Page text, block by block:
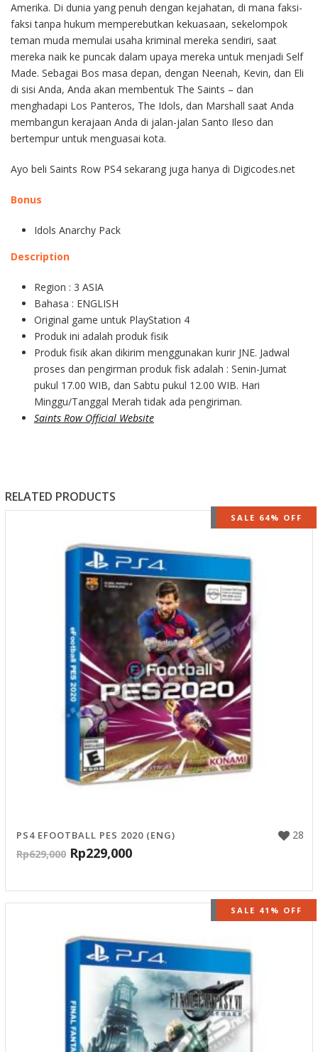
Amerika. Di dunia yang penuh dengan kejahatan, di mana faksi-
faksi tanpa hukum memperebutkan kekuasaan, sekelompok
teman muda memulai usaha kriminal mereka sendiri, saat
mereka naik ke puncak dalam upaya mereka untuk menjadi Self
Made. Sebagai Bos masa depan, dengan Neenah, Kevin, dan Eli
di sisi Anda, Anda akan membentuk The Saints – dan
menghadapi Los Panteros, The Idols, dan Marshall saat Anda
membangun kerajaan Anda di jalan-jalan Santo Ileso dan
bertempur untuk menguasai kota.
Ayo beli Saints Row PS4 sekarang juga hanya di Digicodes.net
Bonus
Idols Anarchy Pack
Description
Region : 3 ASIA
Bahasa : ENGLISH
Original game untuk PlayStation 4
Produk ini adalah produk fisik
Produk fisik akan dikirim menggunakan kurir JNE. Jadwal
proses dan pengirman produk fisk adalah : Senin-Jumat
pukul 17.00 WIB, dan Sabtu pukul 12.00 WIB. Hari
Minggu/Tanggal Merah tidak ada pengiriman.
Saints Row Official Website
RELATED PRODUCTS
OUT OF STOCK
SALE 64% OFF
28
PS4 EFOOTBALL PES 2020 (ENG)
Rp629,000 Rp229,000
OUT OF STOCK
SALE 41% OFF